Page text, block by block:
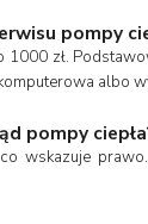
pompy
zł.
albo
pompy
wskazuje